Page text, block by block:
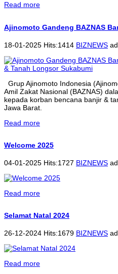
Read more
Ajinomoto Gandeng BAZNAS
18-01-2025 Hits:1414 BIZNEWS
Grup Ajinomoto Indonesia
Amil Zakat Nasional (BAZNAS)
kepada korban bencana banjir &
Jawa Barat.
Read more
Welcome 2025
04-01-2025 Hits:1727 BIZNEWS
Read more
Selamat Natal 2024
26-12-2024 Hits:1679 BIZNEWS
Read more